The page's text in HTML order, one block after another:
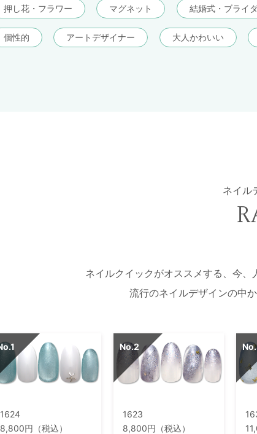
押し花・フラワー マグネット 結婚式・ブライ
個性的 アートデザイナー 大人かわいい
ネイル
ネイルクイックがオススメする、今、
流行のネイルデザインの中
1624
8,800円（税込）
1623
8,800円（税込）